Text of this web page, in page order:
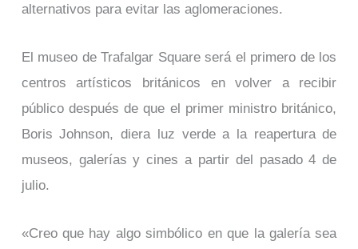
alternativos para evitar las aglomeraciones.
El museo de Trafalgar Square será el primero de los
centros artísticos británicos en volver a recibir
público después de que el primer ministro británico,
Boris Johnson, diera luz verde a la reapertura de
museos, galerías y cines a partir del pasado 4 de
julio.
«Creo que hay algo simbólico en que la galería sea